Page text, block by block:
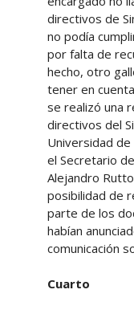
directivos de
no podía
por falta de
hecho, otro
tener en
se realizó una
directivos del
Universidad de
el Secretario
Alejandro
posibilidad de
parte de los
habían
comunicación
Cuarto